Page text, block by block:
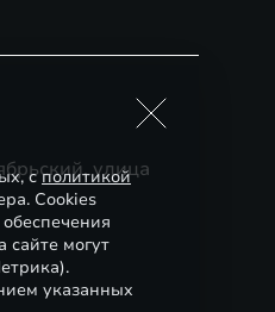
улица
сполитикой
Cookies
сайте могут
указанных